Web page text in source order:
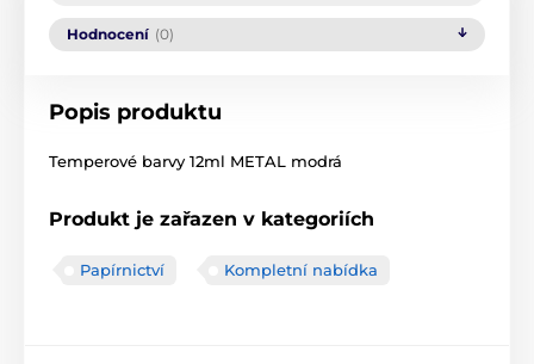
Hodnocení (0)
Popis produktu
Temperové barvy 12ml METAL modrá
Produkt je zařazen v kategoriích
Papírnictví Kompletní nabídka